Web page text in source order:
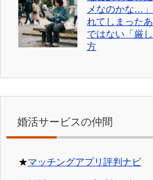
メなのかな…
れてしまった
ではない「厳
方
婚活サービスの仲間
★マッチングアプリ評判ナビ